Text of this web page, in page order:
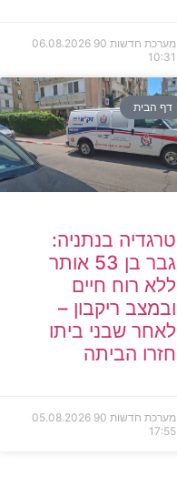
מערכת חדשות 90
06.08.2026
10:31
דף הבית
טרגדיה בנתניה:
גבר בן 53 אותר
ללא רוח חיים
ובמצב ריקבון –
לאחר שבני ביתו
חזרו הביתה
מערכת חדשות 90
05.08.2026
17:55